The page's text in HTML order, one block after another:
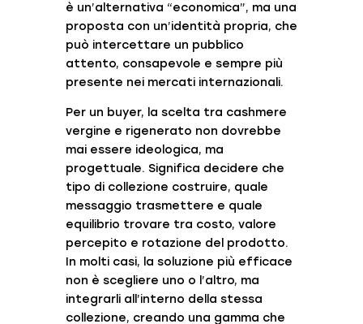
è un’alternativa “economica”, ma una
proposta con un’identità propria, che
può intercettare un pubblico
attento, consapevole e sempre più
presente nei mercati internazionali.
Per un buyer, la scelta tra cashmere
vergine e rigenerato non dovrebbe
mai essere ideologica, ma
progettuale. Significa decidere che
tipo di collezione costruire, quale
messaggio trasmettere e quale
equilibrio trovare tra costo, valore
percepito e rotazione del prodotto.
In molti casi, la soluzione più efficace
non è scegliere uno o l’altro, ma
integrarli all’interno della stessa
collezione, creando una gamma che